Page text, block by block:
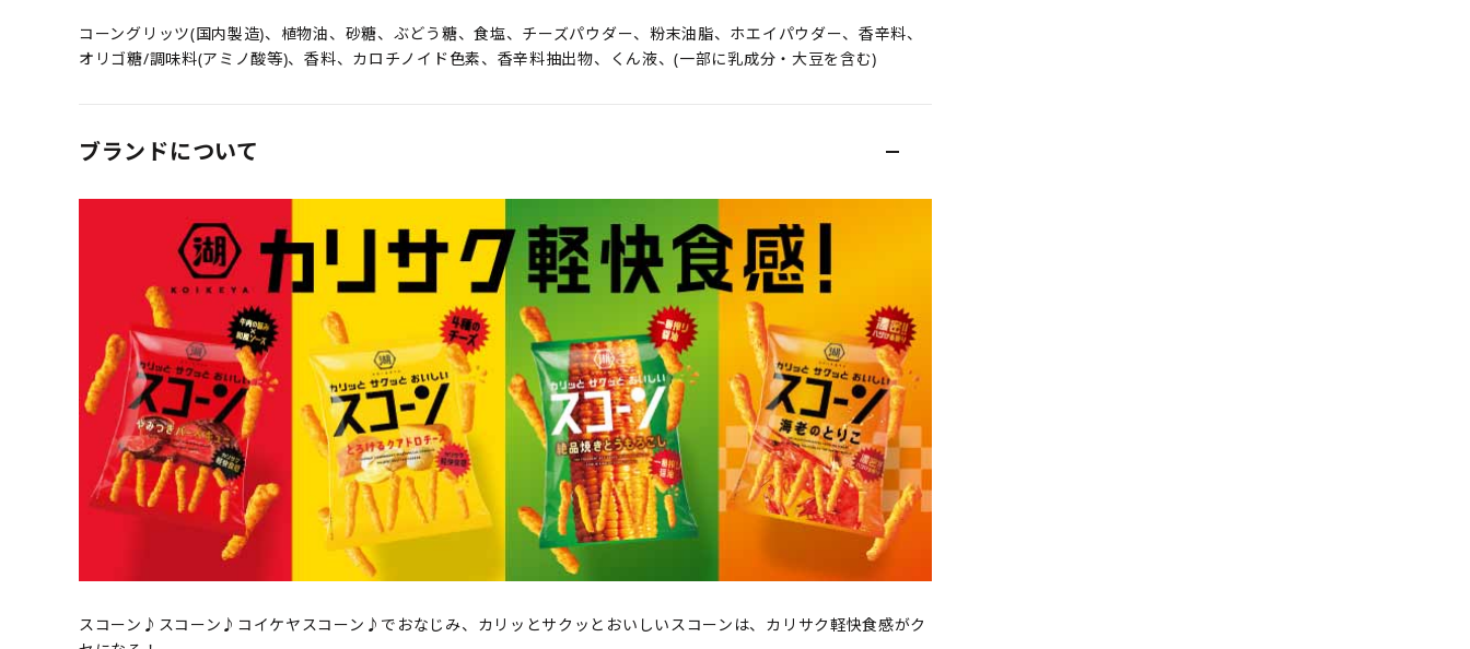
コーングリッツ(国内製造)、植物油、砂糖、ぶどう糖、食塩、チーズパウダー、粉末油脂、ホエイパウダー、香辛料、
オリゴ糖/調味料(アミノ酸等)、香料、カロチノイド色素、香辛料抽出物、くん液、(一部に乳成分・大豆を含む)
ブランドについて
スコーン♪スコーン♪コイケヤスコーン♪でおなじみ、カリッとサクッとおいしいスコーンは、カリサク軽快食感がク